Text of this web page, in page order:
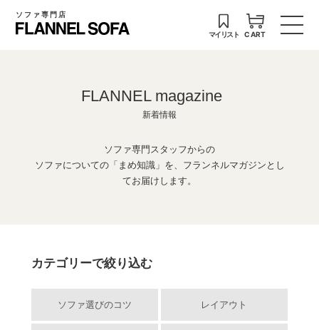
ソファ専門店
マイリスト CART
FLANNEL magazine
新着情報
ソファ専門スタッフからの
ソファについての「まめ知識」を、フランネルマガジンとし
てお届けします。
カテゴリーで絞り込む
ソファ選びのコツ レイアウト